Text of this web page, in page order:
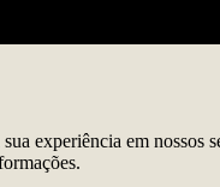
experiência em